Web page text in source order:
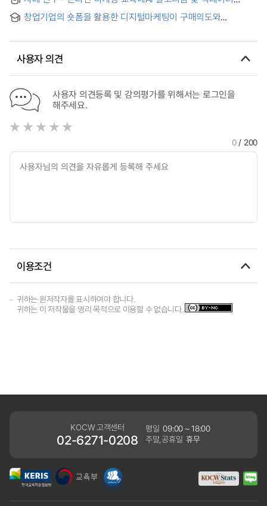
Medium-sized Manufacturers : A Strategic Value
Perspective
big data education in online marketing training cours
창업기업의 숏폼을 활용한 디지털마케팅이 구매의도와
Start-up Companies; The Mediating Effect of Brand
사용자 의견
사용자 의견등록 및 강의평가를 위해서는 로그인을
해주세요.
0/ 200
이용조건
귀하는 원저작자를 표시하여야 합니다.
귀하는 이 저작물을 영리 목적으로 이용할 수 없습니다.
KOCW 고객센터
02-6271-0208
평일 09:00 ~ 18:00
주말,공휴일 휴무